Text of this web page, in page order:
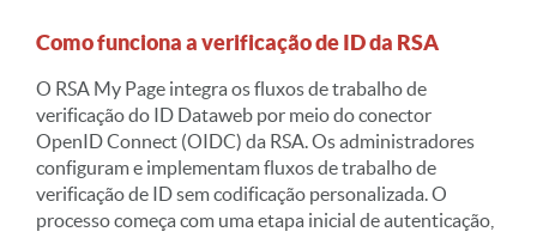
Como funciona a verificação de ID da RSA
O RSA My Page integra os fluxos de trabalho de
verificação do ID Dataweb por meio do conector
OpenID Connect (OIDC) da RSA. Os administradores
configuram e implementam fluxos de trabalho de
verificação de ID sem codificação personalizada. O
processo começa com uma etapa inicial de autenticação,